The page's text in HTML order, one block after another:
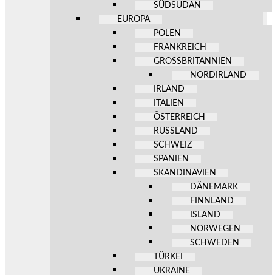
SÜDSUDAN
EUROPA
POLEN
FRANKREICH
GROSSBRITANNIEN
NORDIRLAND
IRLAND
ITALIEN
ÖSTERREICH
RUSSLAND
SCHWEIZ
SPANIEN
SKANDINAVIEN
DÄNEMARK
FINNLAND
ISLAND
NORWEGEN
SCHWEDEN
TÜRKEI
UKRAINE